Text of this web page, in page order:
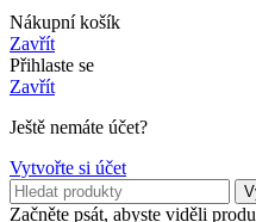
Nákupní košík
Zavřít
Přihlaste se
Zavřít
Ještě nemáte účet?
Vytvořte si účet
Začněte psát, abyste viděli